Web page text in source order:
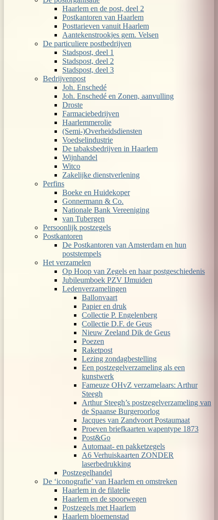
Haarlem en de post, deel 2
Postkantoren van Haarlem
Posttarieven vanuit Haarlem
Aantekenstrookjes gem. Velsen
De particuliere postbedrijven
Stadspost, deel 1
Stadspost, deel 2
Stadspost, deel 3
Bedrijvenpost
Joh. Enschedé
Joh. Enschedé en Zonen, aanvulling
Droste
Farmaciebedrijven
Haarlemmerolie
(Semi-)Overheidsdiensten
Voedselindustrie
De tabaksbedrijven in Haarlem
Wijnhandel
Witco
Zakelijke dienstverlening
Perfins
Boeke en Huidekoper
Gonnermann & Co.
Nationale Bank Vereeniging
van Tubergen
Persoonlijk postzegels
Postkantoren
De Postkantoren van Amsterdam en hun
poststempels
Het verzamelen
Op Hoop van Zegels en haar postgeschiedenis
Jubileumboek PZV IJmuiden
Ledenverzamelingen
Ballonvaart
Papier en druk
Collectie P. Engelenberg
Collectie D.F. de Geus
Nieuw Zeeland Dik de Geus
Poezen
Raketpost
Lezing zondagbestelling
Een postzegelverzameling als een
kunstwerk
Fameuze OHvZ verzamelaars: Arthur
Steegh
Arthur Steegh’s postzegelverzameling van
de Spaanse Burgeroorlog
Jacques van Zandvoort Postaumaat
Proeven briefkaarten wapentype 1873
Post&Go
Automaat- en pakketzegels
A6 Verhuiskaarten ZONDER
laserbedrukking
Postzegelhandel
De ‘iconografie’ van Haarlem en omstreken
Haarlem in de filatelie
Haarlem en de spoorwegen
Postzegels met Haarlem
Haarlem bloemenstad